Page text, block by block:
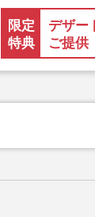
限定
特典
デザー
ご提供